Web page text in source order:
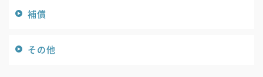
補償
その他